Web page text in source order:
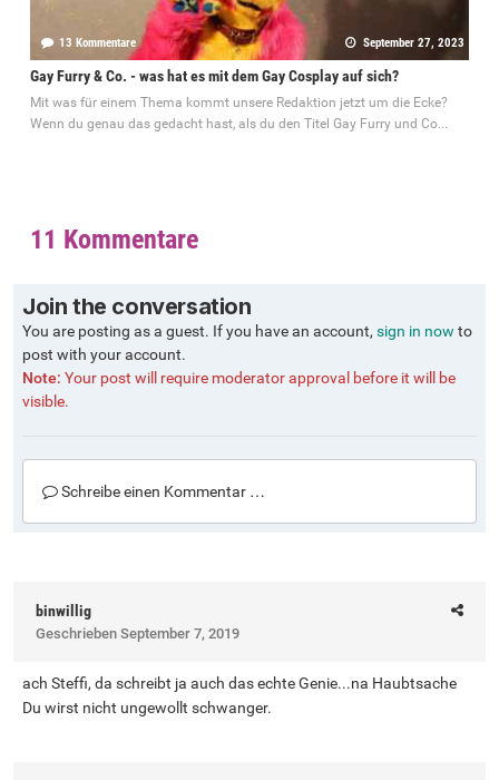
13 Kommentare September 27, 2023
Gay Furry & Co. - was hat es mit dem Gay Cosplay auf sich?
Mit was für einem Thema kommt unsere Redaktion jetzt um die Ecke?
Wenn du genau das gedacht hast, als du den Titel Gay Furry und Co...
11 Kommentare
Join the conversation
You are posting as a guest. If you have an account, sign in now to
post with your account.
Note: Your post will require moderator approval before it will be
visible.
Schreibe einen Kommentar …
binwillig
Geschrieben September 7, 2019
ach Steffi, da schreibt ja auch das echte Genie...na Haubtsache
Du wirst nicht ungewollt schwanger.